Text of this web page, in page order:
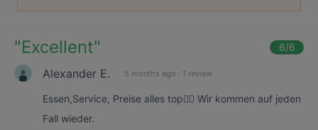
"Excellent" 6/6
Alexander E. 5 months ago · 1 review
Essen,Service, Preise alles top👌🏼 Wir kommen auf jeden
Fall wieder.